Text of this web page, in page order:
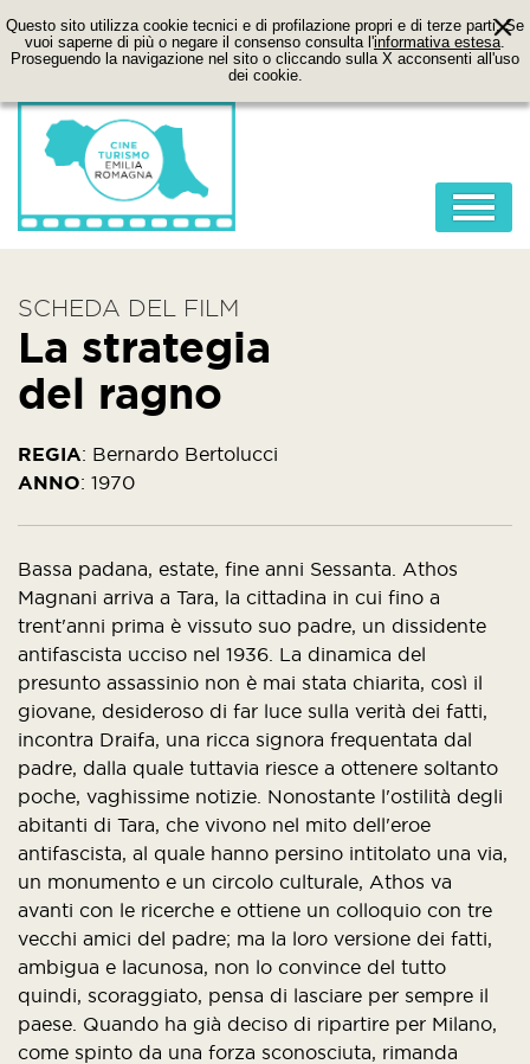
Questo sito utilizza cookie tecnici e di profilazione propri e di terze parti. Se
vuoi saperne di più o negare il consenso consulta l'informativa estesa.
Proseguendo la navigazione nel sito o cliccando sulla X acconsenti all'uso
dei cookie.
ABOUT
FILM
LOCATION
SCHEDA DEL FILM
La strategia
del ragno
REGIA: Bernardo Bertolucci
ANNO: 1970
Bassa padana, estate, fine anni Sessanta. Athos
Magnani arriva a Tara, la cittadina in cui fino a
trent'anni prima è vissuto suo padre, un dissidente
antifascista ucciso nel 1936. La dinamica del
presunto assassinio non è mai stata chiarita, così il
giovane, desideroso di far luce sulla verità dei fatti,
incontra Draifa, una ricca signora frequentata dal
padre, dalla quale tuttavia riesce a ottenere soltanto
poche, vaghissime notizie. Nonostante l'ostilità degli
abitanti di Tara, che vivono nel mito dell'eroe
antifascista, al quale hanno persino intitolato una via,
un monumento e un circolo culturale, Athos va
avanti con le ricerche e ottiene un colloquio con tre
vecchi amici del padre; ma la loro versione dei fatti,
ambigua e lacunosa, non lo convince del tutto
quindi, scoraggiato, pensa di lasciare per sempre il
paese. Quando ha già deciso di ripartire per Milano,
come spinto da una forza sconosciuta, rimanda